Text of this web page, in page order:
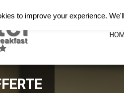
to improve your experience.